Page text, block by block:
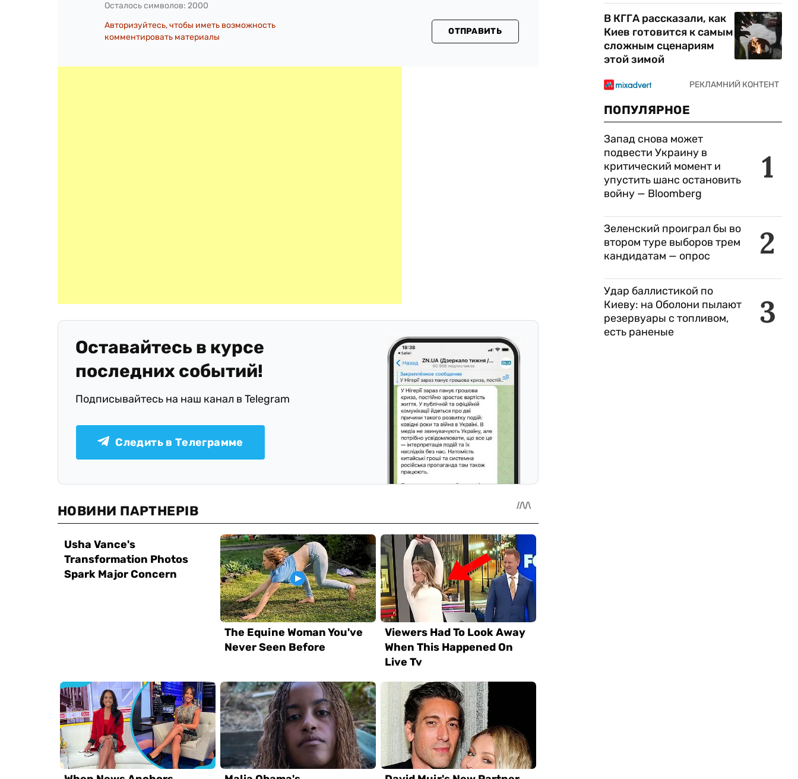
Осталось символов: 2000
Авторизуйтесь, чтобы иметь возможность
комментировать материалы
ОТПРАВИТЬ
Оставайтесь в курсе
последних событий!
Подписывайтесь на наш канал в Telegram
Следить в Телеграмме
В КГГА рассказали, как
Киев готовится к самым
сложным сценариям
этой зимой
ПОПУЛЯРНОЕ
1
Запад снова может
подвести Украину в
критический момент и
упустить шанс остановить
войну — Bloomberg
2
Зеленский проиграл бы во
втором туре выборов трем
кандидатам — опрос
3
Удар баллистикой по
Киеву: на Оболони пылают
резервуары с топливом,
есть раненые